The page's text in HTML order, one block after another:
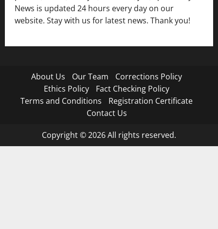
News is updated 24 hours every day on our
website. Stay with us for latest news. Thank you!
About Us Our Team
Corrections Policy
Ethics Policy
Fact Checking Policy
Terms and Conditions
Registration Certificate
Contact Us
Copyright © 2026 All rights reserved.